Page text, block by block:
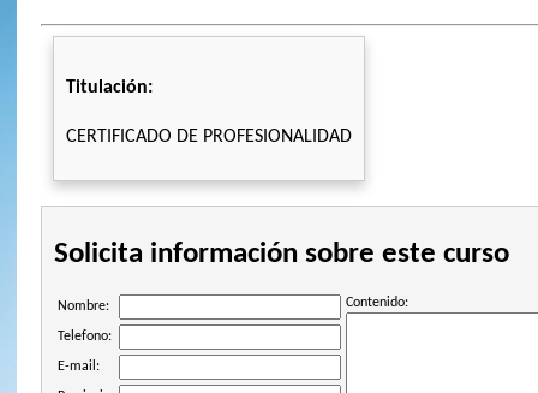
Titulación:
CERTIFICADO DE PROFESIONALIDAD
Solicita información sobre este curso
Nombre: Contenido:
Telefono:
E-mail: